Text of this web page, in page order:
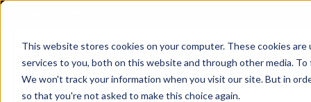
This website stores cookies on your computer. These cookies
services to you, both on this website and through other media.
We won't track your information when you visit our site. But in
so that you're not asked to make this choice again.